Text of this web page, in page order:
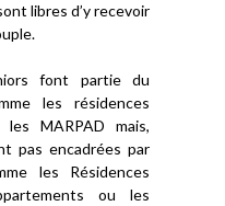
libres d’y recevoir
font partie du
les résidences
MARPAD mais,
pas encadrées par
les Résidences
ou les